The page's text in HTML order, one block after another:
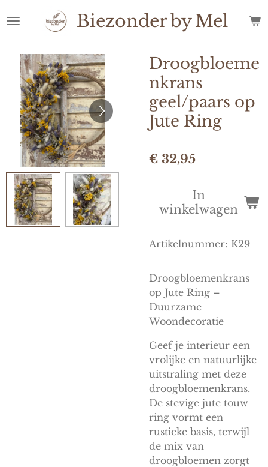
direct
hoofdinhoud
BiezonderbyMel
Droogbloeme
nkrans
geel/paars op
Jute Ring
€ 32,95
In
winkelwagen
Artikelnummer: K29
Droogbloemenkrans
op Jute Ring –
Duurzame
Woondecoratie
Geef je interieur een
vrolijke en natuurlijke
uitstraling met deze
droogbloemenkrans.
De stevige jute touw
ring vormt een
rustieke basis, terwijl
de mix van
droogbloemen zorgt